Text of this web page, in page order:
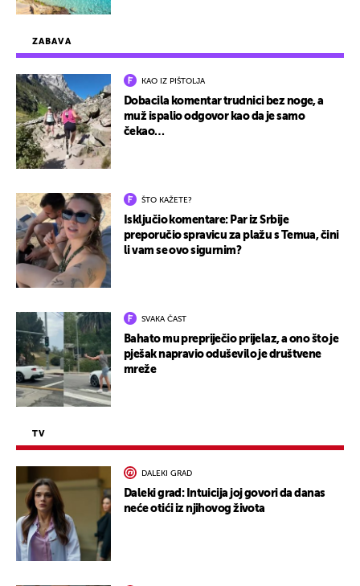
ZABAVA
KAO IZ PIŠTOLJA
Dobacila komentar trudnici bez noge, a
muž ispalio odgovor kao da je samo
čekao…
ŠTO KAŽETE?
Isključio komentare: Par iz Srbije
preporučio spravicu za plažu s Temua, čini
li vam se ovo sigurnim?
SVAKA ČAST
Bahato mu prepriječio prijelaz, a ono što je
pješak napravio oduševilo je društvene
mreže
TV
DALEKI GRAD
Daleki grad: Intuicija joj govori da danas
neće otići iz njihovog života